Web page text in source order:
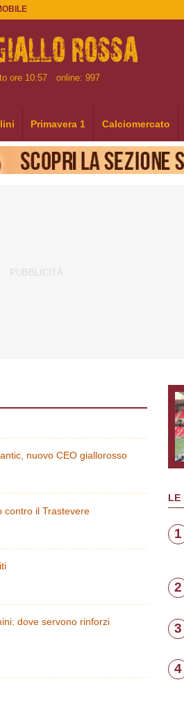
ore 10:57 online: 997
Primavera 1 Calciomercato
nuovo CEO giallorosso
contro il Trastevere
dove servono rinforzi
LE
1
2
3
4